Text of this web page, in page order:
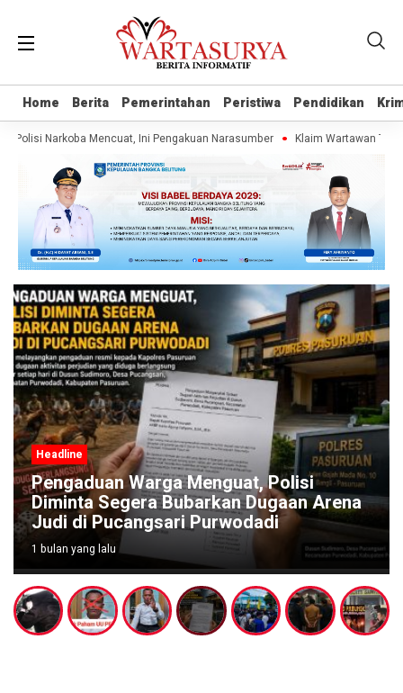
Home Berita Pemerintahan Peristiwa Pendidikan
Home Berita Pemerintahan Peristiwa Pendidikan
Narkoba Mencuat, Ini Pengakuan Narasumber Klaim Wartawan Tanpa
Warga Menguat, Polisi
Segera Bubarkan Dugaan Arena
Pucangsari Purwodadi
lalu
Headline
di
ASDP
1 bulan yang